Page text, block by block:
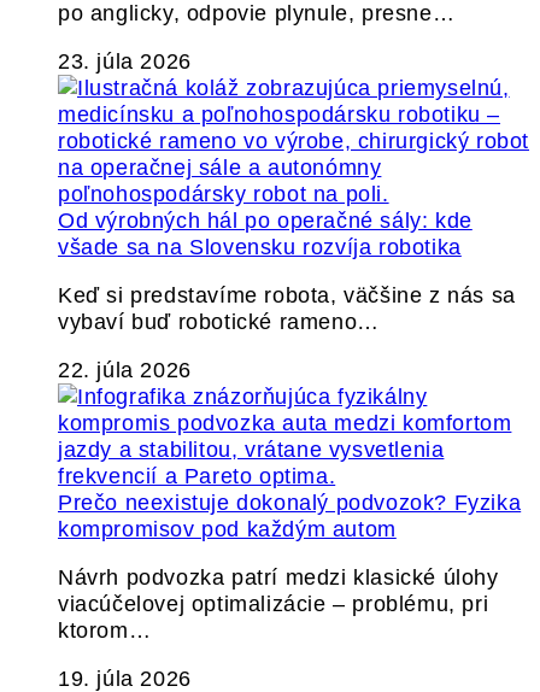
po anglicky, odpovie plynule, presne…
23. júla 2026
Od výrobných hál po operačné sály: kde
všade sa na Slovensku rozvíja robotika
Keď si predstavíme robota, väčšine z nás sa
vybaví buď robotické rameno…
22. júla 2026
Prečo neexistuje dokonalý podvozok? Fyzika
kompromisov pod každým autom
Návrh podvozka patrí medzi klasické úlohy
viacúčelovej optimalizácie – problému, pri
ktorom…
19. júla 2026